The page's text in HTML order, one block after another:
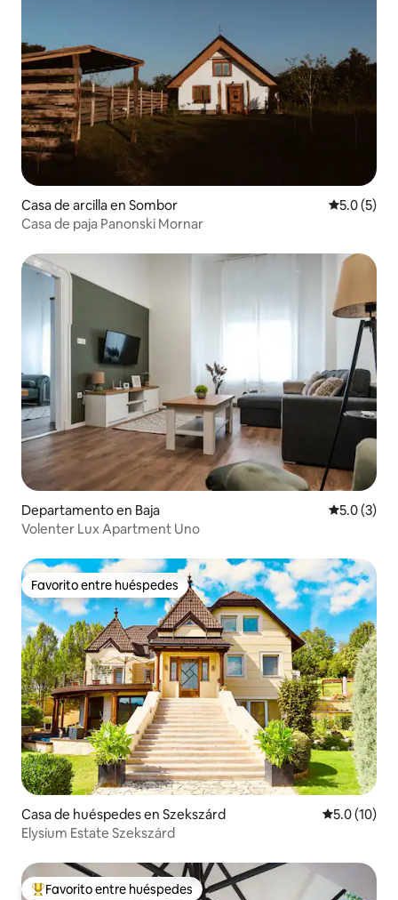
Casa de arcilla en Sombor
5.0 (5)
Casa de paja Panonski Mornar
Departamento en Baja
5.0 (3)
Volenter Lux Apartment Uno
Favorito entre huéspedes
Favorito entre huéspedes
Casa de huéspedes en Szekszárd Calificación
5.0 (10)
Elysium Estate Szekszárd
Favorito entre huéspedes